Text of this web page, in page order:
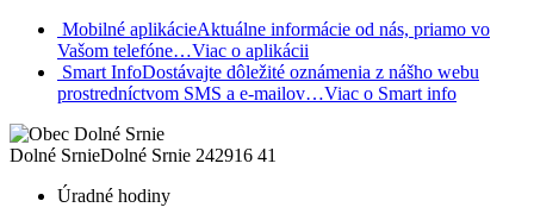
Mobilné aplikácieAktuálne informácie od nás, priamo vo
Vašom telefóne…Viac o aplikácii
Smart InfoDostávajte dôležité oznámenia z nášho webu
prostredníctvom SMS a e-mailov…Viac o Smart info
Dolné SrnieDolné Srnie 242916 41
Úradné hodiny